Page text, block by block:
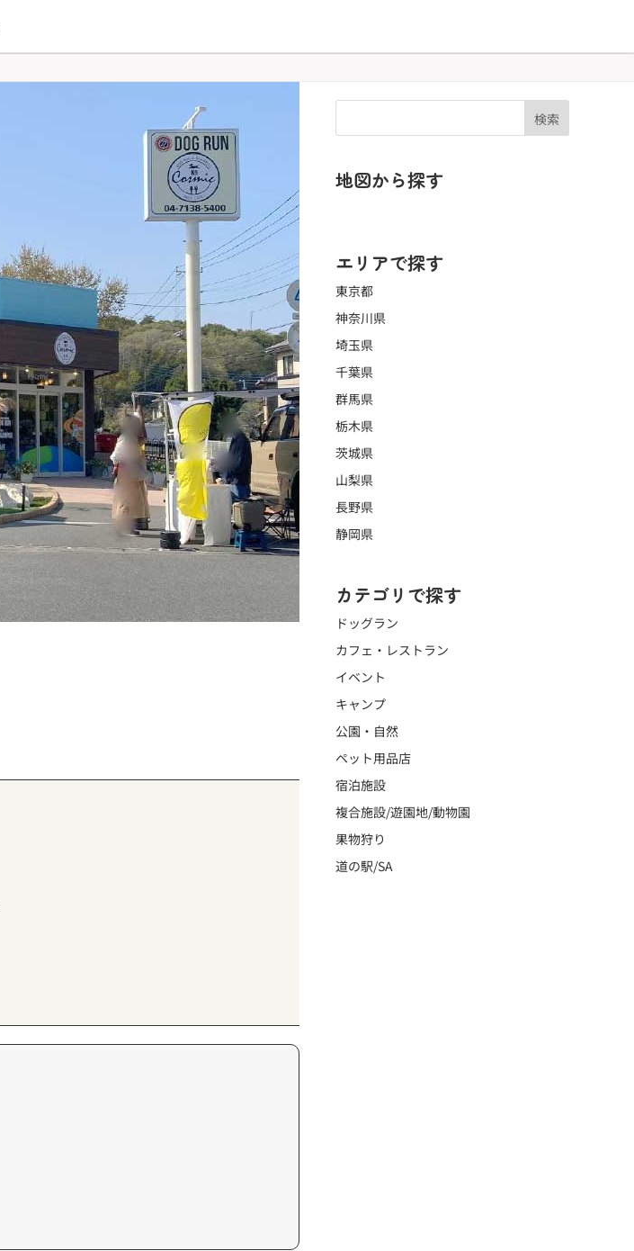
検索
地図から探す
エリアで探す
東京都
神奈川県
埼玉県
千葉県
群馬県
栃木県
茨城県
山梨県
長野県
静岡県
カテゴリで探す
ドッグラン
カフェ・レストラン
イベント
キャンプ
公園・自然
ペット用品店
宿泊施設
複合施設/遊園地/動物園
果物狩り
道の駅/SA